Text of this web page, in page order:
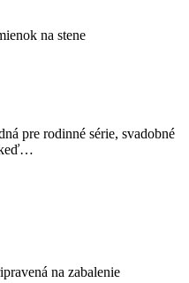
pre rodinné série, svadobné
keď…